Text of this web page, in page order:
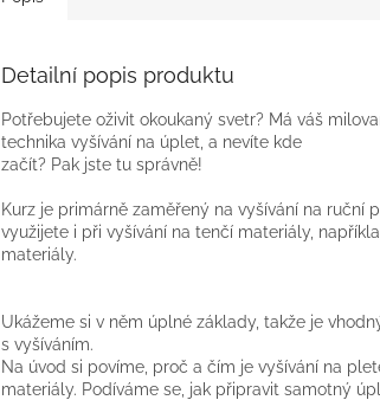
Detailní popis produktu
Potřebujete oživit okoukaný svetr? Má váš
technika vyšívání na úplet, a nevíte kde
začít? Pak jste tu správně!
Kurz je primárně zaměřený na vyšívání na ruční
využijete i při vyšívání na tenčí materiály,
materiály.
Ukážeme si v něm úplné základy, takže je
s vyšíváním.
Na úvod si povíme, proč a čím je vyšívání na
materiály. Podíváme se, jak připravit samotný